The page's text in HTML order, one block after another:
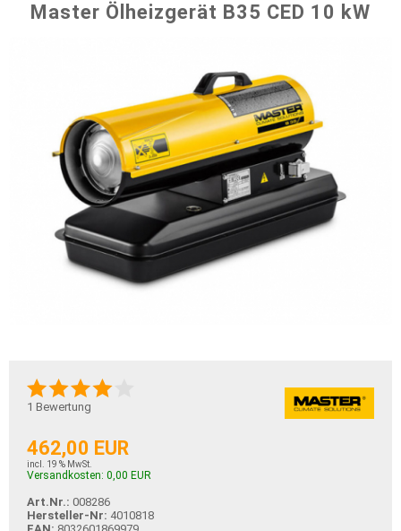
Master Ölheizgerät B35 CED 10 kW
1 Bewertung
462,00 EUR
incl. 19 % MwSt.
Versandkosten: 0,00 EUR
Art.Nr.: 008286
Hersteller-Nr: 4010818